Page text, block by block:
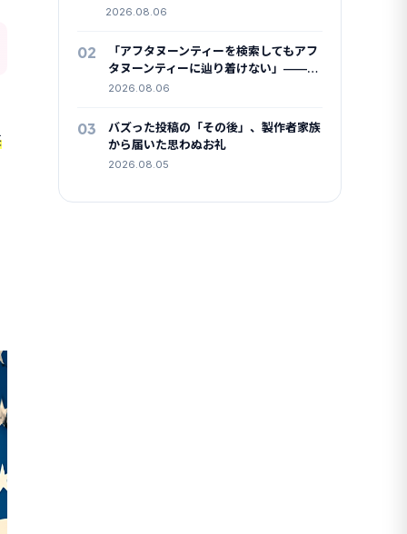
2026.08.06
02
「アフタヌーンティーを検索してもアフ
タヌーンティーに辿り着けない」——
4.3万いいねが共感したX検索のクセ
2026.08.06
03
バズった投稿の「その後」、製作者家族
から届いた思わぬお礼
2026.08.05